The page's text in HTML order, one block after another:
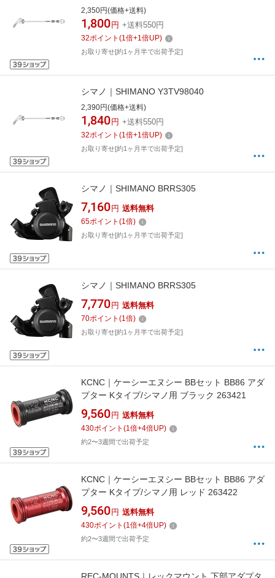
2,350円(価格+送料)
1,800 円 +送料550円
32ポイント (1倍+1倍UP)
お取り寄せ[約1ヶ月半で出荷予定]
シマノ｜SHIMANO Y3TV98040
2,390円(価格+送料)
1,840 円 +送料550円
32ポイント (1倍+1倍UP)
お取り寄せ[約1ヶ月半で出荷予定]
シマノ｜SHIMANO BRRS305
7,160 円 送料無料
65ポイント (1倍)
お取り寄せ[約1ヶ月半で出荷予定]
シマノ｜SHIMANO BRRS305
7,770 円 送料無料
70ポイント (1倍)
お取り寄せ[約1ヶ月半で出荷予定]
KCNC｜ケーシーエヌシー BBセット BB86 アダ
プター Kタイプ/シマノ用 ブラック 263421
9,560 円 送料無料
430ポイント (1倍+4倍UP)
約2〜3週間で出荷予定
KCNC｜ケーシーエヌシー BBセット BB86 アダ
プター Kタイプ/シマノ用 レッド 263422
9,560 円 送料無料
430ポイント (1倍+4倍UP)
約2〜3週間で出荷予定